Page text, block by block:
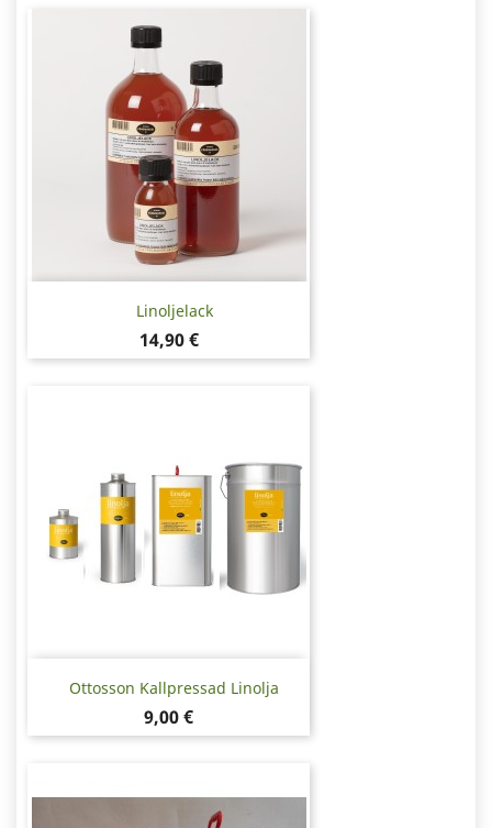
Linoljelack
Pris
14,90 €
Ottosson Kallpressad Linolja
Pris
9,00 €